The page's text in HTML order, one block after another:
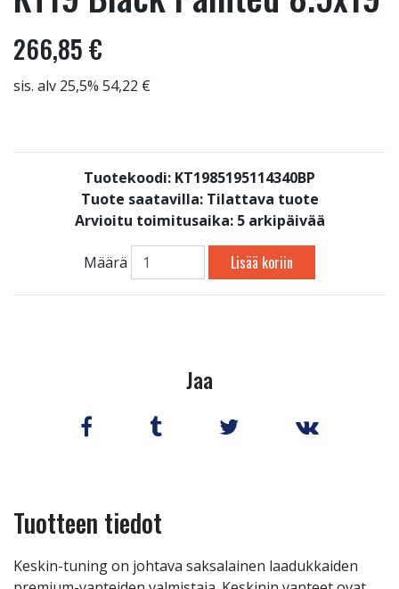
266,85 €
sis. alv 25,5% 54,22 €
Tuotekoodi: KT1985195114340BP
Tuote saatavilla: Tilattava tuote
Arvioitu toimitusaika: 5 arkipäivää
Määrä Lisää koriin
Jaa
Tuotteen tiedot
Keskin-tuning on johtava saksalainen laadukkaiden